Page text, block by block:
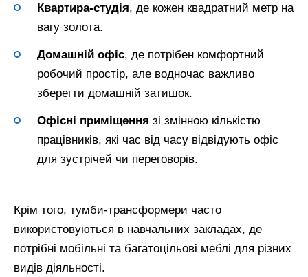
Квартира-студія, де кожен квадратний метр на
вагу золота.
Домашній офіс, де потрібен комфортний
робочий простір, але водночас важливо
зберегти домашній затишок.
Офісні приміщення зі змінною кількістю
працівників, які час від часу відвідують офіс
для зустрічей чи переговорів.
Крім того, тумби-трансформери часто
використовуються в навчальних закладах, де
потрібні мобільні та багатоцільові меблі для різних
видів діяльності.